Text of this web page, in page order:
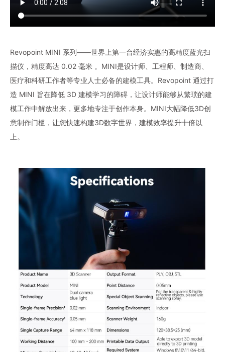
Revopoint MINI 系列——世界上第一台经济实惠的高精度蓝光扫
描仪，精度高达 0.02 毫米 。MINI是设计师、工程师、制造商、
医疗和科研工作者等专业人士必备的建模工具。Revopoint 通过打
造 MINI 旨在降低 3D 建模学习的障碍，让设计师能够从繁琐的建
模工作中解放出来，更多地专注于创作本身。MINI大幅降低3D创
意制作门槛，让您快速构建3D数字世界，建模效率提升十倍以
上。